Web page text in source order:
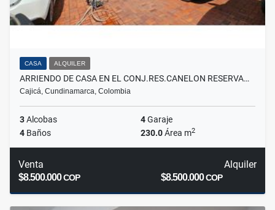
CASA ALQUILER
ARRIENDO DE CASA EN EL CONJ.RES.CANELON RESERVA…
Cajicá, Cundinamarca, Colombia
3Alcobas 4Garaje
4 Baños 230.0Área m2
Venta
$8.500.000COP
Alquiler
$8.500.000COP